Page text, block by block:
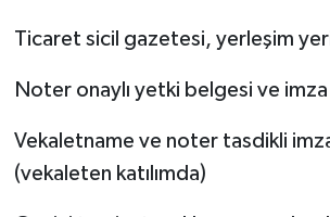
Ticaret sicil gazetesi, yerleşim
Noter onaylı yetki belgesi ve
Vekaletname ve noter tasdikli
(vekaleten katılımda)